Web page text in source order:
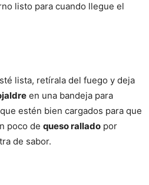
listo para cuando llegue el
lista, retírala del fuego y deja
en una bandeja para
estén bien cargados para que
poco de queso rallado por
de sabor.